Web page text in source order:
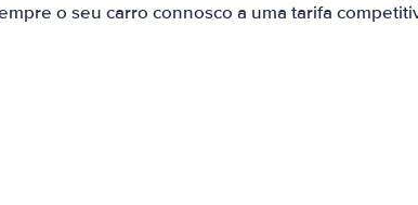
o seu carro connosco a uma tarifa